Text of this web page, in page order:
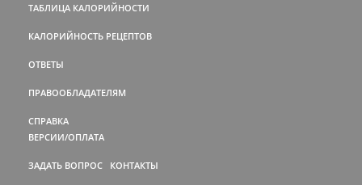
ТАБЛИЦА КАЛОРИЙНОСТИ
КАЛОРИЙНОСТЬ РЕЦЕПТОВ
ОТВЕТЫ
ПРАВООБЛАДАТЕЛЯМ
СПРАВКА
ВЕРСИИ/ОПЛАТА
ЗАДАТЬ ВОПРОС КОНТАКТЫ